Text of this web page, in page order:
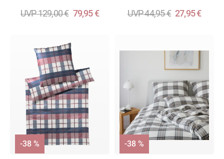
UVP 129,00 € 79,95 € UVP 44,95 € 27,95 €
-38 % -38 %